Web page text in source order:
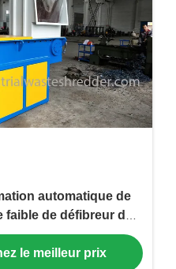
automatique de
faible de défibreur de
pour les bouteilles
d'ANIMAL FAMILIER
le meilleur prix